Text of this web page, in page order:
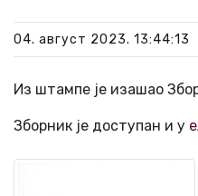
04. август 2023. 13:44:13
Из штампе је изашао
Зборник је доступан и у